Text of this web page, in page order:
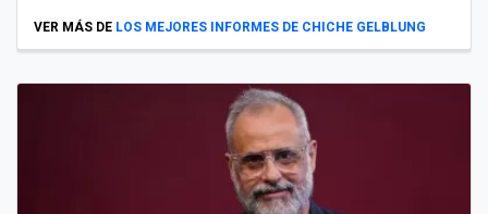
VER MÁS DE LOS MEJORES INFORMES DE CHICHE GELBLUNG